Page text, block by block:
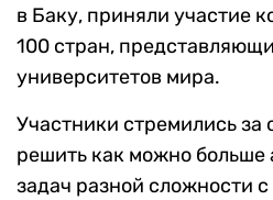
в Баку, приняли участие
100 стран,
университетов мира.
Участники стремились за
решить как можно больше
задач разной сложности